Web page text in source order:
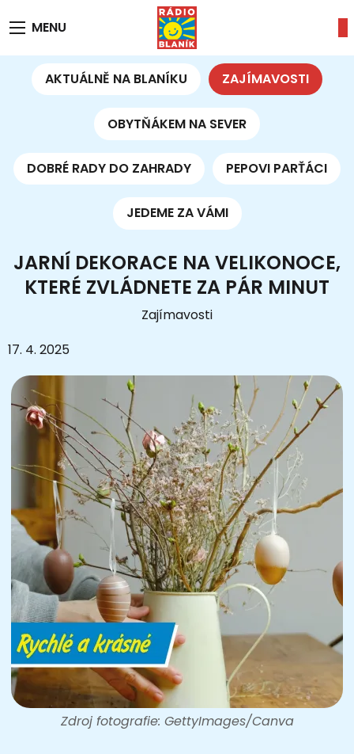
MENU
AKTUÁLNĚ NA BLANÍKU ZAJÍMAVOSTI
OBYTŇÁKEM NA SEVER
DOBRÉ RADY DO ZAHRADY PEPOVI PARŤÁCI
JEDEME ZA VÁMI
JARNÍ DEKORACE NA VELIKONOCE,
KTERÉ ZVLÁDNETE ZA PÁR MINUT
Zajímavosti
17. 4. 2025
Zdroj fotografie: GettyImages/Canva